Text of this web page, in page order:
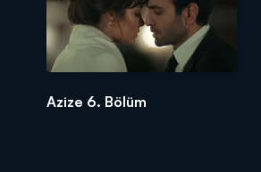
Azize 6. Bölüm